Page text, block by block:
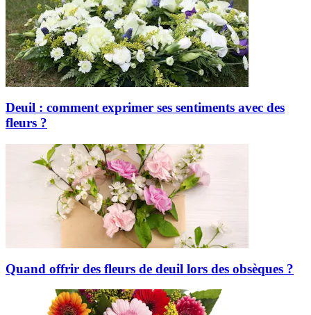
Deuil : comment exprimer ses sentiments avec des
fleurs ?
Quand offrir des fleurs de deuil lors des obsèques ?